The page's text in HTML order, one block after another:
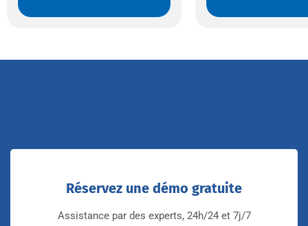
Réservez une démo gratuite
Assistance par des experts, 24h/24 et 7j/7